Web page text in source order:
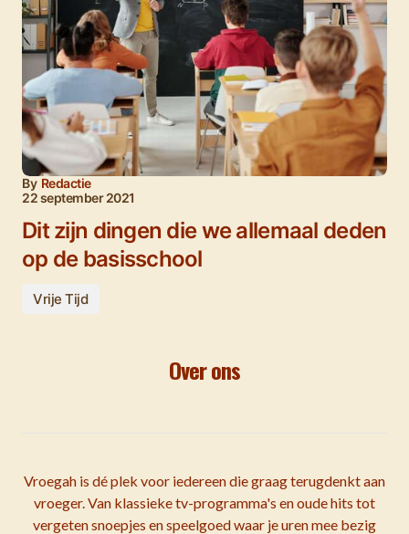
By Redactie
22 september 2021
Dit zijn dingen die we allemaal deden
op de basisschool
Vrije Tijd
Over ons
Vroegah is dé plek voor iedereen die graag terugdenkt aan
vroeger. Van klassieke tv-programma's en oude hits tot
vergeten snoepjes en speelgoed waar je uren mee bezig